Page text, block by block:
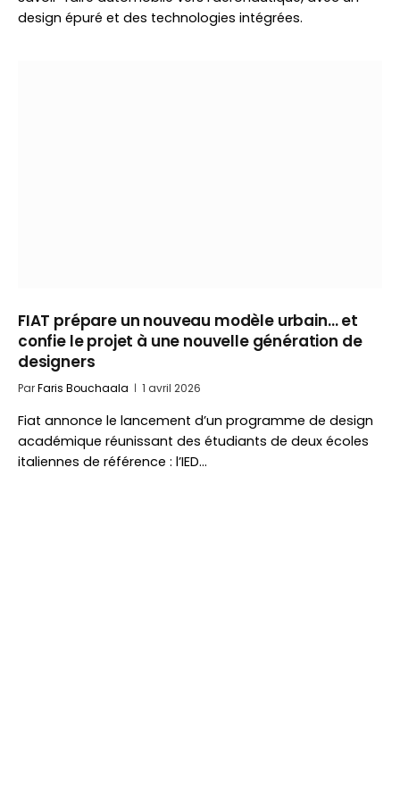
design épuré et des technologies intégrées.
FIAT prépare un nouveau modèle urbain… et
confie le projet à une nouvelle génération de
designers
ParFaris Bouchaala 1 avril 2026
Fiat annonce le lancement d’un programme de design
académique réunissant des étudiants de deux écoles
italiennes de référence : l’IED…